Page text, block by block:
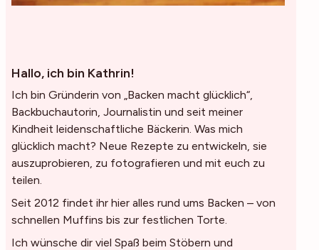
Hallo, ich bin Kathrin!
Ich bin Gründerin von „Backen macht glücklich“,
Backbuchautorin, Journalistin und seit meiner
Kindheit leidenschaftliche Bäckerin. Was mich
glücklich macht? Neue Rezepte zu entwickeln, sie
auszuprobieren, zu fotografieren und mit euch zu
teilen.
Seit 2012 findet ihr hier alles rund ums Backen – von
schnellen Muffins bis zur festlichen Torte.
Ich wünsche dir viel Spaß beim Stöbern und